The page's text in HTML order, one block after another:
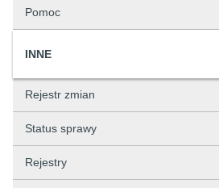
Pomoc
INNE
Rejestr zmian
Status sprawy
Rejestry